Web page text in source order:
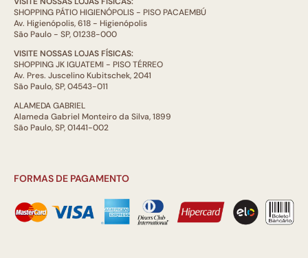
SHOPPING PÁTIO HIGIENÓPOLIS - PISO PACAEMBÚ
Av. Higienópolis, 618 - Higienópolis
São Paulo - SP, 01238-000
VISITE NOSSAS LOJAS FÍSICAS:
SHOPPING JK IGUATEMI - PISO TÉRREO
Av. Pres. Juscelino Kubitschek, 2041
São Paulo, SP, 04543-011
ALAMEDA GABRIEL
Alameda Gabriel Monteiro da Silva, 1899
São Paulo, SP, 01441-002
FORMAS DE PAGAMENTO